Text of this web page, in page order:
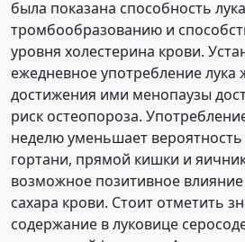
была показана способность
тромбообразованию и
уровня холестерина крови.
ежедневное употребление
достижения ими менопаузы
риск остеопороза.
неделю уменьшает вероятность
гортани, прямой кишки и
возможное позитивное влияние
сахара крови. Стоит отметить
содержание в луковице